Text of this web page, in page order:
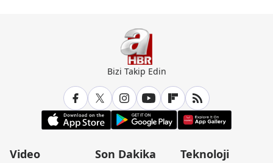
Bizi Takip Edin
Video Son Dakika Teknoloji